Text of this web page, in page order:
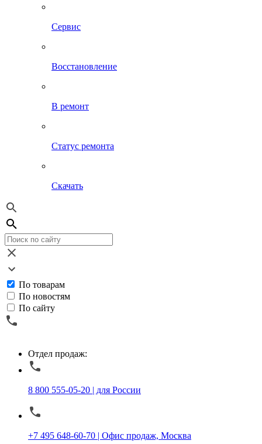
Сервис
Восстановление
В ремонт
Статус ремонта
Скачать
По товарам
По новостям
По сайту
Отдел продаж:
8 800 555-05-20 | для России
+7 495 648-60-70 | Офис продаж, Москва